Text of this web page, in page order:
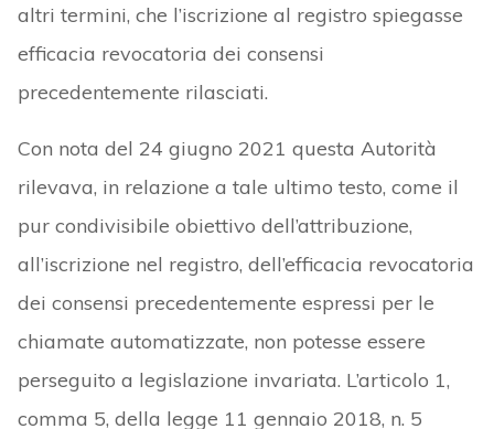
altri termini, che l’iscrizione al registro spiegasse
efficacia revocatoria dei consensi
precedentemente rilasciati.
Con nota del 24 giugno 2021 questa Autorità
rilevava, in relazione a tale ultimo testo, come il
pur condivisibile obiettivo dell’attribuzione,
all’iscrizione nel registro, dell’efficacia revocatoria
dei consensi precedentemente espressi per le
chiamate automatizzate, non potesse essere
perseguito a legislazione invariata. L’articolo 1,
comma 5, della legge 11 gennaio 2018, n. 5